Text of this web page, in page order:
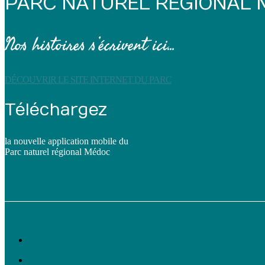
Nos histoires s’écrivent ici...
DÉCOUVRIR LE SITE INTERNET DU PARC
Téléchargez
la nouvelle application mobile du
Parc naturel régional Médoc